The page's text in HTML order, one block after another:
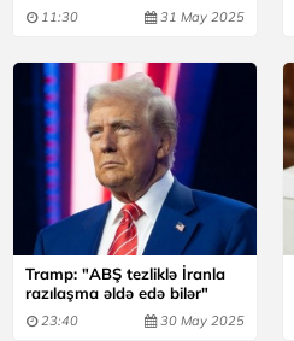
11:30 31 May 2025
Tramp: "ABŞ tezliklə İranla
razılaşma əldə edə bilər"
23:40 30 May 2025